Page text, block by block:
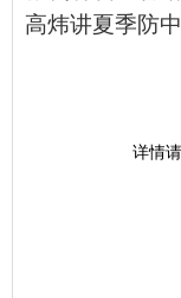
高炜讲夏季防
详情